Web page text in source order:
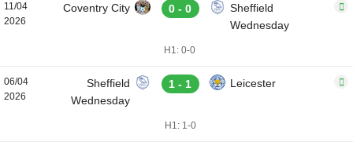
11/04
2026
Coventry City 0 - 0
Sheffield
Wednesday
H1: 0-0
06/04
2026
Sheffield
Wednesday
1 - 1 Leicester
H1: 1-0